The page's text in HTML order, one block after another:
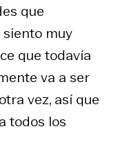
que
muy
que todavía
va a ser
vez, así que
todos los